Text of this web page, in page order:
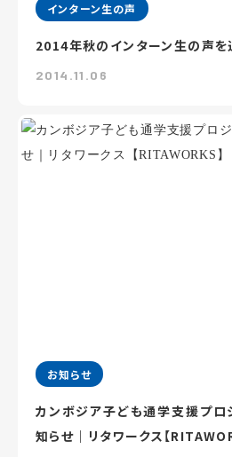
インターン生の声
2014年秋のインターン生の声を
2014.11.06
お知らせ
カンボジア子ども通学支援プロ
知らせ｜リタワークス【